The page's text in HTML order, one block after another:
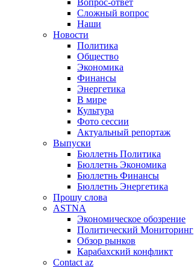
Вопрос-ответ
Сложный вопрос
Наши
Новости
Политика
Общество
Экономика
Финансы
Энергетика
В мире
Культура
Фото сессии
Актуальный репортаж
Выпуски
Бюллетнь Политика
Бюллетнь Экономика
Бюллетнь Финансы
Бюллетнь Энергетика
Прошу слова
ASTNA
Экономическое обозрение
Политический Мониторинг
Обзор рынков
Карабахский конфликт
Contact az